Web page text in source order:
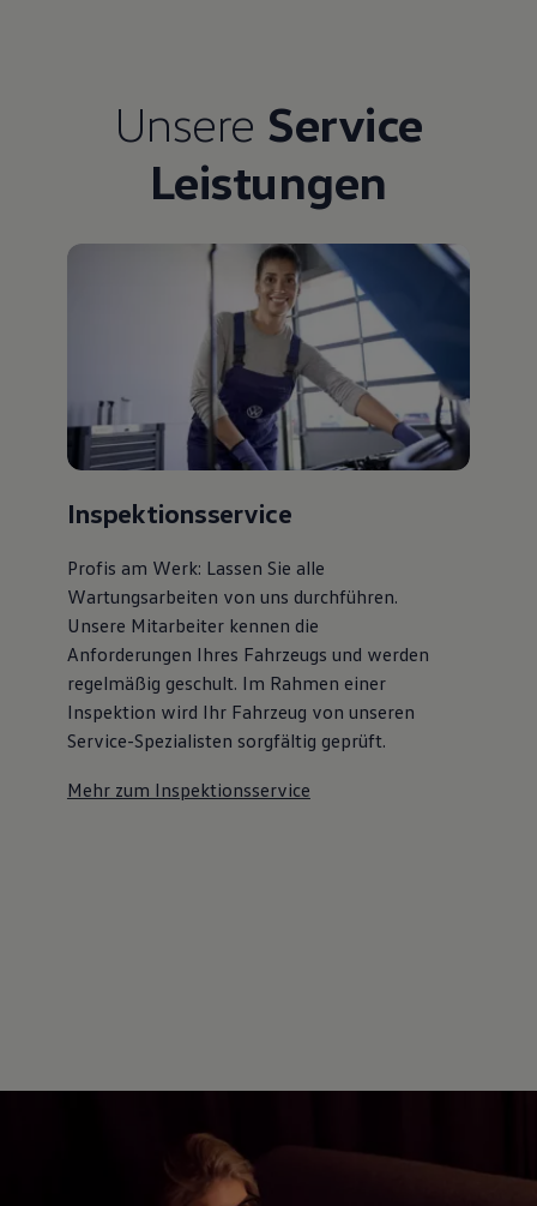
Unsere Service
Leistungen
Inspektionsservice
Profis am Werk: Lassen Sie alle
Wartungsarbeiten von uns durchführen.
Unsere Mitarbeiter kennen die
Anforderungen Ihres Fahrzeugs und werden
regelmäßig geschult. Im Rahmen einer
Inspektion wird Ihr Fahrzeug von unseren
Service-Spezialisten sorgfältig geprüft.
Mehr zum Inspektionsservice